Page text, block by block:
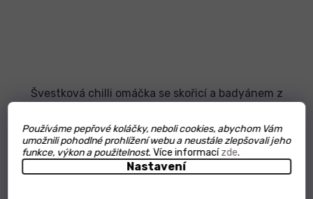
Používáme pepřové koláčky, neboli cookies, abychom Vám
umožnili pohodlné prohlížení webu a neustále zlepšovali jeho
funkce, výkon a použitelnost.Více informacízde.
Nastavení
Švestková chilli omáčka se skořicí a badyánem z
Průměrné
hodnocení
produktu
je
5,0
Skladem
199 Kč